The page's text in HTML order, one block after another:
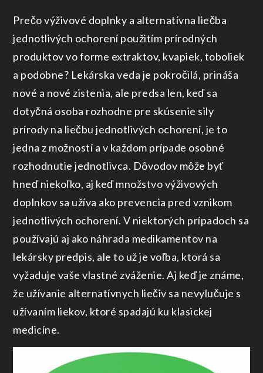
Prečo výživové doplnky a alternatívna liečba
jednotlivých ochorení použitím prírodných
produktov vo forme extraktov, kvapiek, toboliek
a podobne? Lekárska veda je pokročilá, prináša
nové a nové zistenia, ale predsa len, keď sa
dotyčná osoba rozhodne pre skúsenie sily
prírody na liečbu jednotlivých ochorení, je to
jedna z možností a v každom prípade osobné
rozhodnutie jednotlivca. Dôvodov môže byť
hneď niekoľko, aj keď množstvo výživových
doplnkov sa užíva ako prevencia pred vznikom
jednotlivých ochorení. V niektorých prípadoch sa
používajú aj ako náhrada medikamentov na
lekársky predpis, ale to už je voľba, ktorá sa
vyžaduje vaše vlastné zváženie. Aj keď je známe,
že užívanie alternatívnych liečiv sa nevylučuje s
užívaním liekov, ktoré spadajú ku klasickej
medicíne.